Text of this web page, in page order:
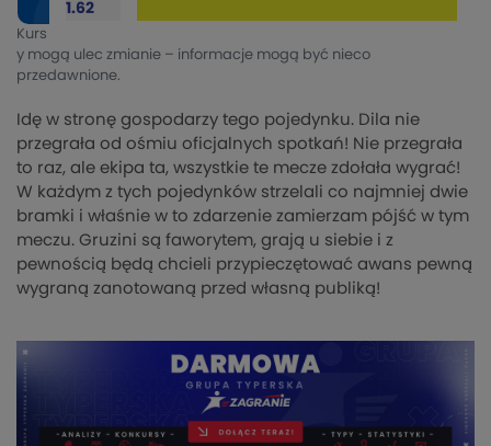
1.62
Kurs
y mogą ulec zmianie – informacje mogą być nieco
przedawnione.
Idę w stronę gospodarzy tego pojedynku. Dila nie
przegrała od ośmiu oficjalnych spotkań! Nie przegrała
to raz, ale ekipa ta, wszystkie te mecze zdołała wygrać!
W każdym z tych pojedynków strzelali co najmniej dwie
bramki i właśnie w to zdarzenie zamierzam pójść w tym
meczu. Gruzini są faworytem, grają u siebie i z
pewnością będą chcieli przypieczętować awans pewną
wygraną zanotowaną przed własną publiką!